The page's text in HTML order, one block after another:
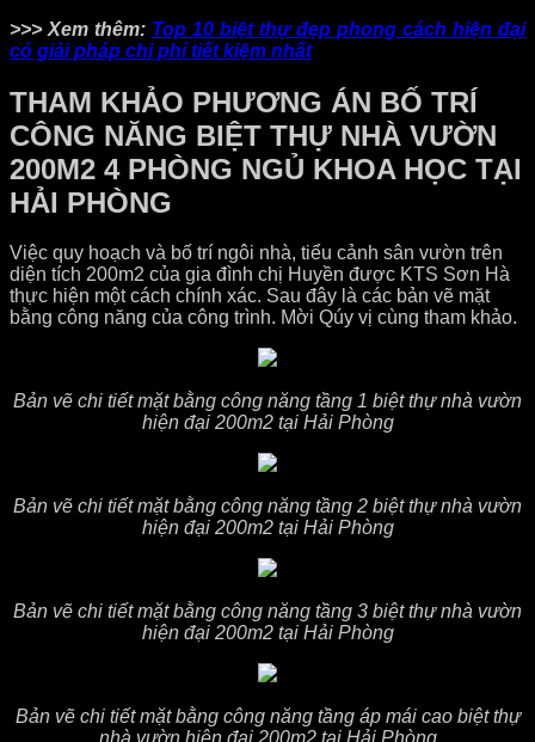
>>> Xem thêm: Top 10 biệt thự đẹp phong cách hiện đại
có giải pháp chi phí tiết kiệm nhất
THAM KHẢO PHƯƠNG ÁN BỐ TRÍ
CÔNG NĂNG BIỆT THỰ NHÀ VƯỜN
200M2 4 PHÒNG NGỦ KHOA HỌC TẠI
HẢI PHÒNG
Việc quy hoạch và bố trí ngôi nhà, tiểu cảnh sân vườn trên
diện tích 200m2 của gia đình chị Huyền được KTS Sơn Hà
thực hiện một cách chính xác. Sau đây là các bản vẽ mặt
bằng công năng của công trình. Mời Qúy vị cùng tham khảo.
Bản vẽ chi tiết mặt bằng công năng tầng 1 biệt thự nhà vườn
hiện đại 200m2 tại Hải Phòng
Bản vẽ chi tiết mặt bằng công năng tầng 2 biệt thự nhà vườn
hiện đại 200m2 tại Hải Phòng
Bản vẽ chi tiết mặt bằng công năng tầng 3 biệt thự nhà vườn
hiện đại 200m2 tại Hải Phòng
Bản vẽ chi tiết mặt bằng công năng tầng áp mái cao biệt thự